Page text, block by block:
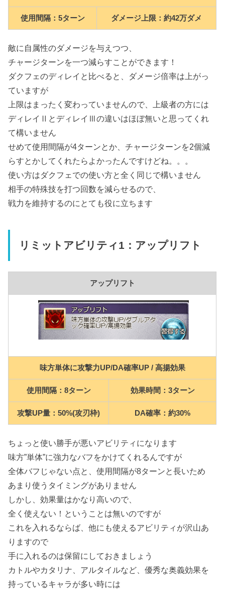
使用間隔：5ターン ダメージ上限：約42万ダメ
敵に自属性のダメージを与えつつ、
チャージターンを一つ減らすことができます！
ダクフェのディレイと比べると、ダメージ倍率は上がっ
ていますが
上限はまったく変わっていませんので、上級者の方には
ディレイⅡとディレイⅢの違いはほぼ無いと思ってくれ
て構いません
せめて使用間隔が4ターンとか、チャージターンを2個減
らすとかしてくれたらよかったんですけどね。。。
使い方はダクフェでの使い方と全く同じで構いません
相手の特殊技を打つ回数を減らせるので、
戦力を維持するのにとても役に立ちます
リミットアビリティ1：アップリフト
アップリフト
味方単体に攻撃力UP/DA確率UP / 高揚効果
使用間隔：8ターン 効果時間：3ターン
攻撃UP量：50%(攻刃枠) DA確率：約30%
ちょっと使い勝手が悪いアビリティになります
味方”単体”に強力なバフをかけてくれるんですが
全体バフじゃない点と、使用間隔が8ターンと長いため
あまり使うタイミングがありません
しかし、効果量はかなり高いので、
全く使えない！ということは無いのですが
これを入れるならば、他にも使えるアビリティが沢山あ
りますので
手に入れるのは保留にしておきましょう
カトルやカタリナ、アルタイルなど、優秀な奥義効果を
持っているキャラが多い時には